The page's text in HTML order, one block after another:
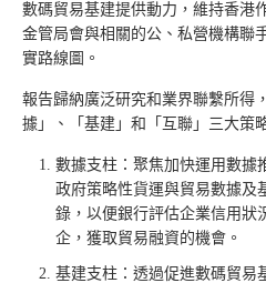
數碼貿易基建提供動力，維持香港
金管局會與相關的公、私營機構聯
實路線圖。
報告歸納廣泛研究和業界聯繫所得
據」、「基建」和「互聯」三大策
數據支柱：聚焦加快運用數據
政府策略性貨運與貿易數據及
錄，以便銀行評估企業信用狀
企，獲取貿易融資的機會。
基建支柱：透過促進數碼貿易